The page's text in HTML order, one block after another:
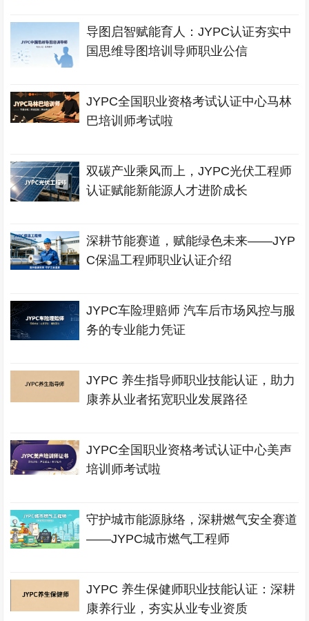
导图启智赋能育人：JYPC认证夯实中
国思维导图培训导师职业公信
JYPC全国职业资格考试认证中心马林
巴培训师考试啦
双碳产业乘风而上，JYPC光伏工程师
认证赋能新能源人才进阶成长
深耕节能赛道，赋能绿色未来——JYP
C保温工程师职业认证介绍
JYPC车险理赔师 汽车后市场风控与服
务的专业能力凭证
JYPC 养生指导师职业技能认证，助力
康养从业者拓宽职业发展路径
JYPC全国职业资格考试认证中心美声
培训师考试啦
守护城市能源脉络，深耕燃气安全赛道
——JYPC城市燃气工程师
JYPC 养生保健师职业技能认证：深耕
康养行业，夯实从业专业资质